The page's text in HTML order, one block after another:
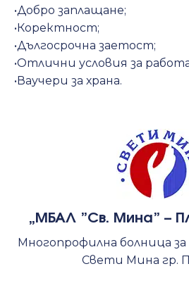
•Добро заплащане;
•Коректност;
•Дългосрочна заетост;
•Отлични условия за
•Ваучери за храна.
„МБАЛ ”Св. Мина” –
Многопрофилна болница
Свети Мина гр.